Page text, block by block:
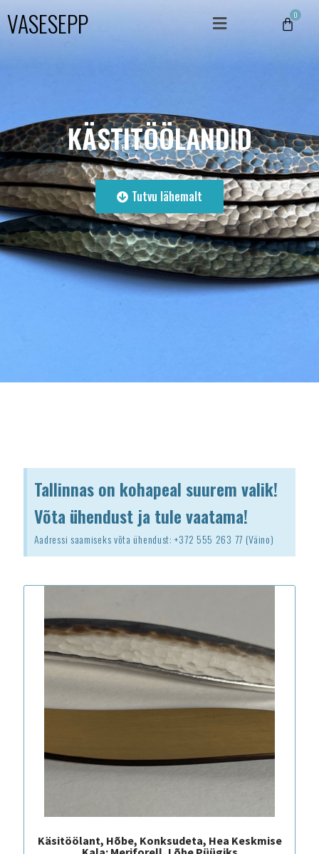
VASESEPP
KÄSTITÖÖLANDID
Tutvu lähemalt
Tallinnas on kohapeal suurem valik!
Võta ühendust ja tule vaatama!​
Aadressi saamiseks võta ühendust: +372 555 263 77 (Väino)
Käsitöölant, Hõbe, Konksudeta, Hea Keskmise